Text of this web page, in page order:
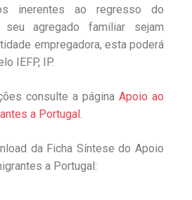
inerentes ao regresso do
agregado familiar sejam
empregadora, esta poderá
IEFP, IP.
consulte a página Apoio ao
a Portugal.
da Ficha Síntese do Apoio
a Portugal: